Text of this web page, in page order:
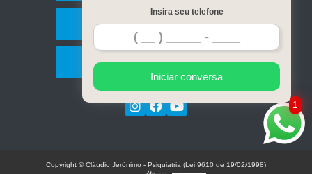
Contato
Mapa do site
1
Insira seu telefone
Iniciar conversa
Copyright © Cláudio Jerônimo - Psiquiatria (Lei 9610 de 19/02/1998)